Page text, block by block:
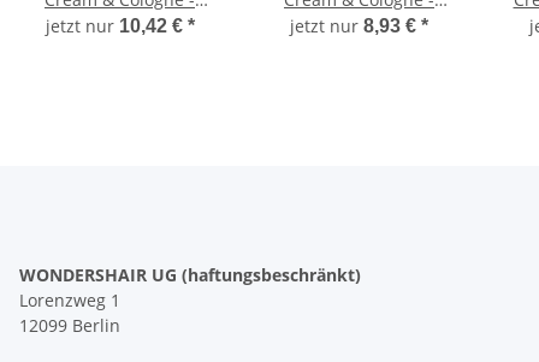
Invisible Touch silver
jetzt nur 10,42 € *
Invisible Touch silver
jetzt nur 8,93 € *
WONDERSHAIR UG (haftungsbeschränkt)
Lorenzweg 1
12099 Berlin